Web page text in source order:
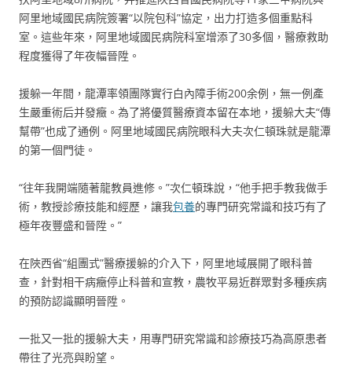
阿里地域國民病院簽署“以院包科”協定，出力打造多個重點科
室。這些年來，阿里地域國民病院科室增添了30多個，醫療救助
程度獲得了年夜幅晉陞。
援躲一年間，龍潭率領團隊實行白內障手術200余例，無一例產
生嚴重術后并發癥。為了將優質醫療資本留在本地，援躲大夫“傳
幫帶”也成了通例。阿里地域國民病院眼科大夫次仁頓珠就是龍潭
的第一個門徒。
“往年我開端隨著龍教員進修。”次仁頓珠說，“他手把手教我做手
術，教授診療技能和經歷，讓我包養的專門研究常識和技巧有了
極年夜豐盛和晉陞。”
在陜西省“組團式”醫療援躲的介入下，阿里地域展開了眼科普
查，針對相干病癥停止科普和宣教，農牧平易近群眾對多種疾病
的預防認識顯明晉陞。
一批又一批的援躲大夫，用專門研究常識和診療技巧為高原患者
帶往了光亮與盼望。